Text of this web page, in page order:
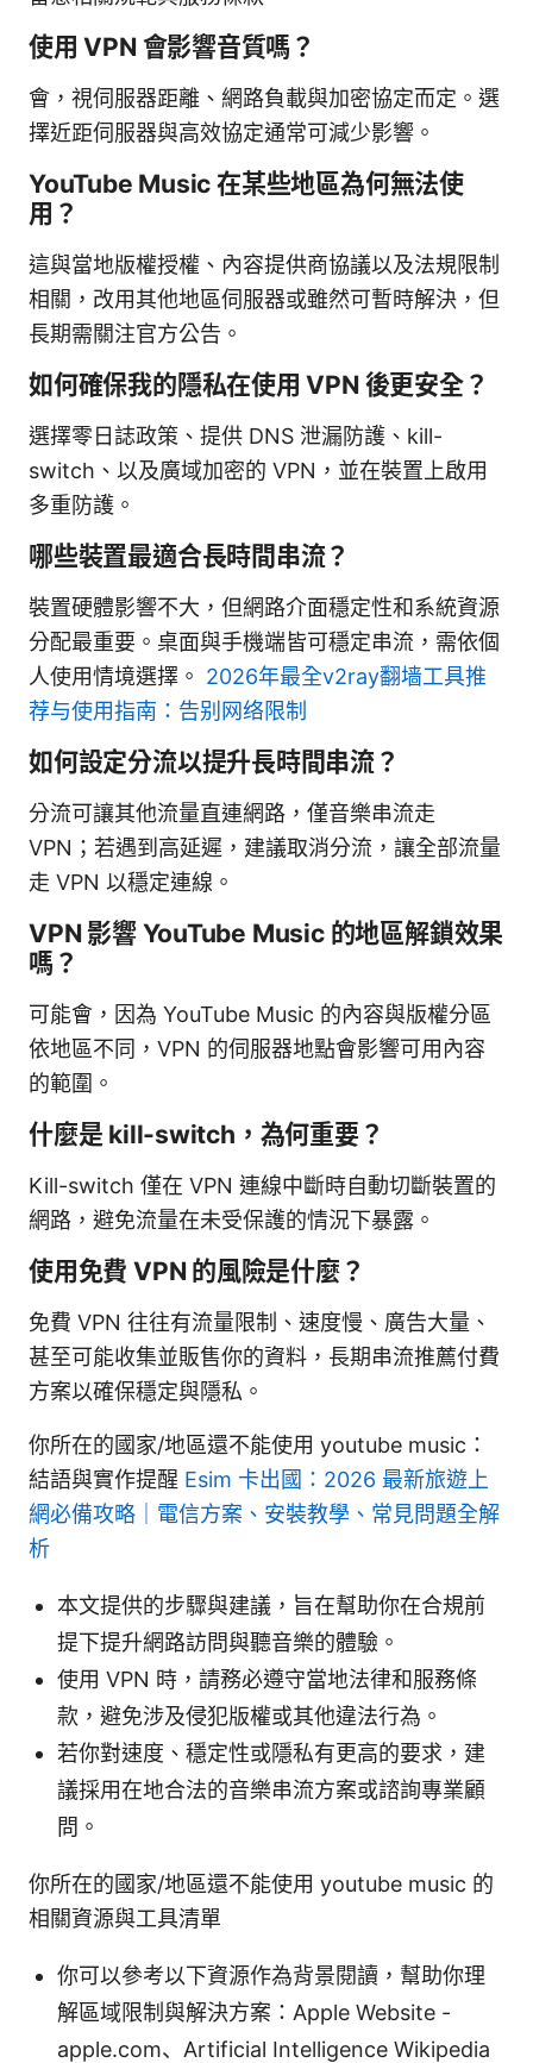
使用 VPN 會影響音質嗎？
會，視伺服器距離、網路負載與加密協定而定。選
擇近距伺服器與高效協定通常可減少影響。
YouTube Music 在某些地區為何無法使
用？
這與當地版權授權、內容提供商協議以及法規限制
相關，改用其他地區伺服器或雖然可暫時解決，但
長期需關注官方公告。
如何確保我的隱私在使用 VPN 後更安全？
選擇零日誌政策、提供 DNS 泄漏防護、kill-
switch、以及廣域加密的 VPN，並在裝置上啟用
多重防護。
哪些裝置最適合長時間串流？
裝置硬體影響不大，但網路介面穩定性和系統資源
分配最重要。桌面與手機端皆可穩定串流，需依個
人使用情境選擇。 2026年最全v2ray翻墙工具推
荐与使用指南：告别网络限制
如何設定分流以提升長時間串流？
分流可讓其他流量直連網路，僅音樂串流走
VPN；若遇到高延遲，建議取消分流，讓全部流量
走 VPN 以穩定連線。
VPN 影響 YouTube Music 的地區解鎖效果
嗎？
可能會，因為 YouTube Music 的內容與版權分區
依地區不同，VPN 的伺服器地點會影響可用內容
的範圍。
什麼是 kill-switch，為何重要？
Kill-switch 僅在 VPN 連線中斷時自動切斷裝置的
網路，避免流量在未受保護的情況下暴露。
使用免費 VPN 的風險是什麼？
免費 VPN 往往有流量限制、速度慢、廣告大量、
甚至可能收集並販售你的資料，長期串流推薦付費
方案以確保穩定與隱私。
你所在的國家/地區還不能使用 youtube music：
結語與實作提醒 Esim 卡出國：2026 最新旅遊上
網必備攻略｜電信方案、安裝教學、常見問題全解
析
本文提供的步驟與建議，旨在幫助你在合規前
提下提升網路訪問與聽音樂的體驗。
使用 VPN 時，請務必遵守當地法律和服務條
款，避免涉及侵犯版權或其他違法行為。
若你對速度、穩定性或隱私有更高的要求，建
議採用在地合法的音樂串流方案或諮詢專業顧
問。
你所在的國家/地區還不能使用 youtube music 的
相關資源與工具清單
你可以參考以下資源作為背景閱讀，幫助你理
解區域限制與解決方案：Apple Website -
apple.com、Artificial Intelligence Wikipedia